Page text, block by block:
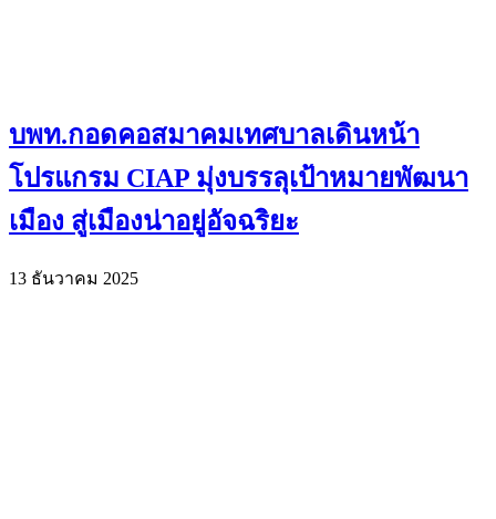
บพท.กอดคอสมาคมเทศบาลเดินหน้า
โปรแกรม CIAP มุ่งบรรลุเป้าหมายพัฒนา
เมือง สู่เมืองน่าอยู่อัจฉริยะ
13 ธันวาคม 2025